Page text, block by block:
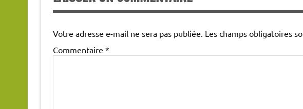
Votre adresse e-mail ne sera pas publiée. Les champs obligatoires
Commentaire *